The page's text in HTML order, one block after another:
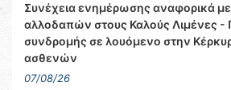
Συνέχεια ενημέρωσης αναφορικά
αλλοδαπών στους Καλούς Λιμένες -
συνδρομής σε λουόμενο στην
ασθενών
07/08/26